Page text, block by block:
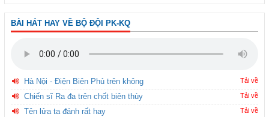
BÀI HÁT HAY VỀ BỘ ĐỘI PK-KQ
Hà Nội - Điện Biên Phủ trên không Tải về
Chiến sĩ Ra đa trên chốt biên thùy Tải về
Tên lửa ta đánh rất hay Tải về